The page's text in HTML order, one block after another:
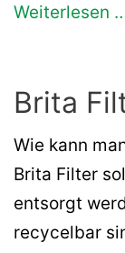
Weiterlesen
Brita
Wie kann
Brita Filter
entsorgt
recycelbar